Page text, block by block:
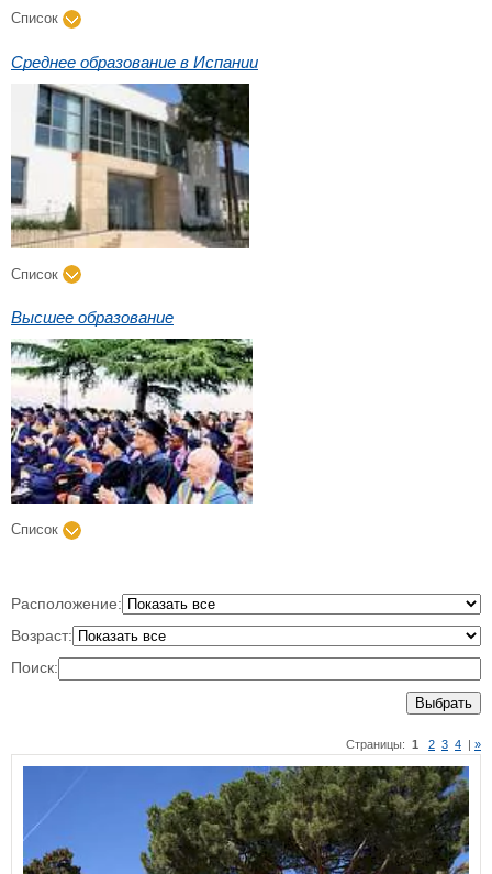
Список
Среднее образование в Испании
Список
Высшее образование
Список
Расположение:
Возраст:
Поиск:
Выбрать
Страницы: 1 2 3 4 | »